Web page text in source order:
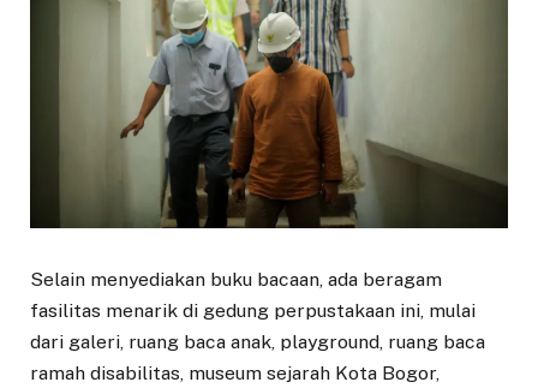
Selain menyediakan buku bacaan, ada beragam
fasilitas menarik di gedung perpustakaan ini, mulai
dari galeri, ruang baca anak, playground, ruang baca
ramah disabilitas, museum sejarah Kota Bogor,